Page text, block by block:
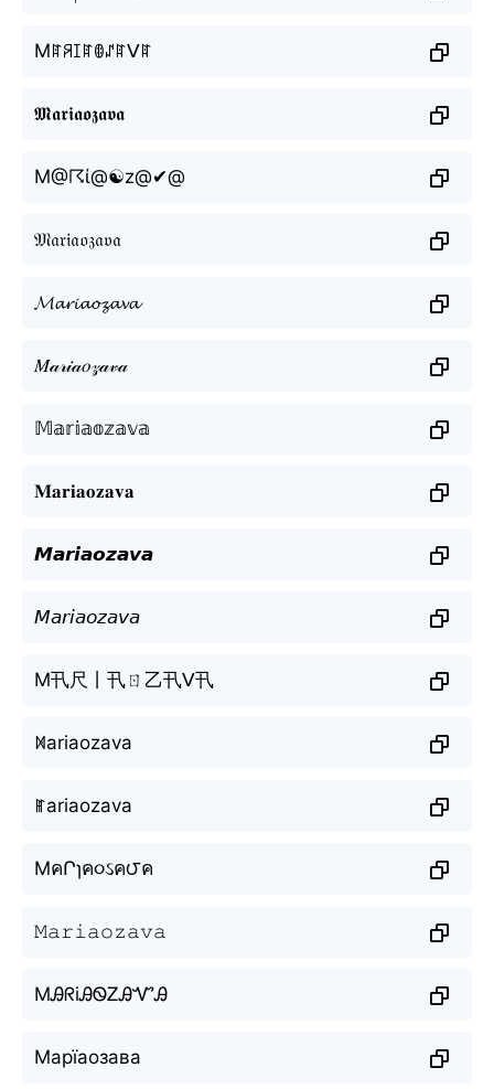
Mꍏꋪꀤꍏꂦꁴꍏᐯꍏ
𝕸𝖆𝖗𝖎𝖆𝖔𝖟𝖆𝖛𝖆
M@☈ί@☯z@✔@
𝔐𝔞𝔯𝔦𝔞𝔬𝔷𝔞𝔳𝔞
𝓜𝓪𝓻𝓲𝓪𝓸𝔃𝓪𝓿𝓪
𝑀𝒶𝓇𝒾𝒶𝑜𝓏𝒶𝓋𝒶
𝕄𝕒𝕣𝕚𝕒𝕠𝕫𝕒𝕧𝕒
𝐌𝐚𝐫𝐢𝐚𝐨𝐳𝐚𝐯𝐚
𝙈𝙖𝙧𝙞𝙖𝙤𝙯𝙖𝙫𝙖
𝘔𝘢𝘳𝘪𝘢𝘰𝘻𝘢𝘷𝘢
M卂尺丨卂ㄖ乙卂ᐯ卂
ꁒariaozava
ꂵariaozava
MคՐɿค૦ઽค౮ค
𝙼𝚊𝚛𝚒𝚊𝚘𝚣𝚊𝚟𝚊
MᎯᖇiᎯᏫᏃᎯᏉᎯ
Марїаозава